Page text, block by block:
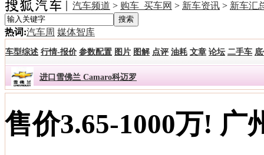
汽车频道 > 购车_买车网 > 新车资讯 > 新车汇
热词:汽车周 媒体智库
车型综述 行情-报价 参数配置 图片 图解 点评 油耗 文章 论坛 二手车
进口雪佛兰 Camaro科迈罗
售价3.65-1000万! 广